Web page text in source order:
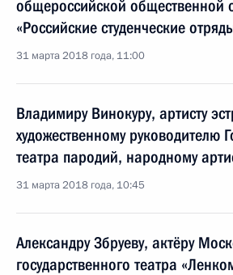
общероссийской общественной
«Российские студенческие
31 марта 2018 года, 11:00
Владимиру Винокуру, артисту
художественному руководителю
театра пародий, народному
31 марта 2018 года, 10:45
Александру Збруеву, актёру
государственного театра